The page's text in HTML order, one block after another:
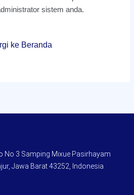
sistem anda.
ke Beranda
No 3 Samping Mixue Pasirhayam
Jawa Barat 43252, Indonesia